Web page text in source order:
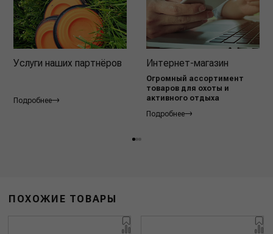
Услуги наших партнёров
Подробнее
Интернет-магазин
Огромный ассортимент
товаров для охоты и
активного отдыха
Подробнее
ПОХОЖИЕ ТОВАРЫ